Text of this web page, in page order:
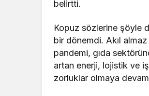
belirtti.
Kopuz sözlerine şöyle
bir dönemdi. Akıl
pandemi, gıda
artan enerji, lojistik ve
zorluklar olmaya